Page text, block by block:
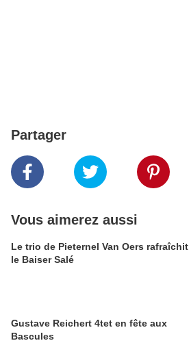
Partager
Vous aimerez aussi
Le trio de Pieternel Van Oers rafraîchit
le Baiser Salé
Gustave Reichert 4tet en fête aux
Bascules